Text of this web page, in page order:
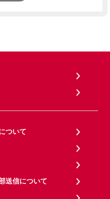
ついて
送信について